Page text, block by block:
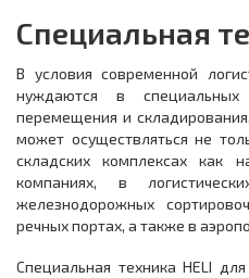
Специальная
В условия современной
нуждаются в
перемещения и
может осуществляться не
складских комплексах как
компаниях, в
железнодорожных
речных портах, а также в
Специальная техника HELI